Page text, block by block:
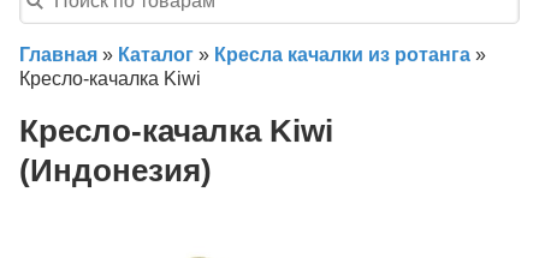
Главная » Каталог » Кресла качалки из ротанга »
Кресло-качалка Kiwi
Кресло-качалка Kiwi
(Индонезия)